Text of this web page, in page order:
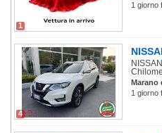
1
1 giorno
4
Marano
1 giorno